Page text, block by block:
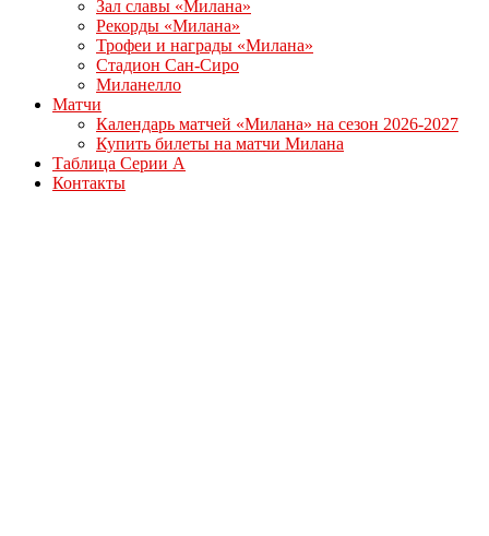
Зал славы «Милана»
Рекорды «Милана»
Трофеи и награды «Милана»
Стадион Сан-Сиро
Миланелло
Матчи
Календарь матчей «Милана» на сезон 2026-2027
Купить билеты на матчи Милана
Таблица Серии А
Контакты